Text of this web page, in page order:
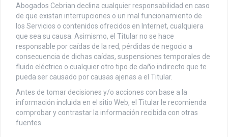
Abogados Cebrian declina cualquier responsabilidad en caso
de que existan interrupciones o un mal funcionamiento de
los Servicios o contenidos ofrecidos en Internet, cualquiera
que sea su causa. Asimismo, el Titular no se hace
responsable por caídas de la red, pérdidas de negocio a
consecuencia de dichas caídas, suspensiones temporales de
fluido eléctrico o cualquier otro tipo de daño indirecto que te
pueda ser causado por causas ajenas a el Titular.
Antes de tomar decisiones y/o acciones con base a la
información incluida en el sitio Web, el Titular le recomienda
comprobar y contrastar la información recibida con otras
fuentes.